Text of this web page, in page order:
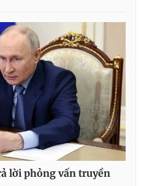
lời phỏng vấn truyền